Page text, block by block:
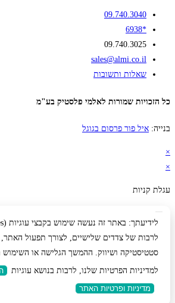
09.740.3040
*6938
09.740.3025
sales@almi.co.il
שאלות ותשובות
כל הזכויות שמורות לאלמי פלסטיק בע"מ
בנייה: איל פור פרסום בגוגל
×
×
עגלת קניות
לרבות של צדדים שלישיים, לצורך תפעול האתר,
סטטיסטיקה ושיווק. ההמשך הגלישה או
למדיניות הפרטיות שלנו, לרבות בנושא עוגיות
מדיניות ופרטיות האתר